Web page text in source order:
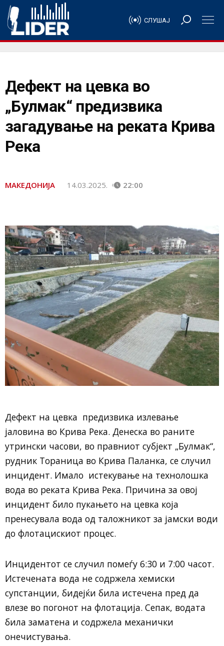
СЛУШАЈ
Дефект на цевка во
„Булмак“ предизвика
загадување на реката Крива
Река
МАКЕДОНИЈА 14.03.2025. 22:00
Дефект на цевка предизвика излевање
јаловина во Крива Река. Денеска во раните
утрински часови, во правниот субјект „Булмак“,
рудник Тораница во Крива Паланка, се случил
инцидент. Имало истекување на технолошка
вода во реката Крива Река. Причина за овој
инцидент било пукањето на цевка која
пренесувала вода од таложникот за јамски води
до флотацискиот процес.
Инцидентот се случил помеѓу 6:30 и 7:00 часот.
Истечената вода не содржела хемиски
супстанции, бидејќи била истечена пред да
влезе во погонот на флотација. Сепак, водата
била заматена и содржела механички
онечистувања.